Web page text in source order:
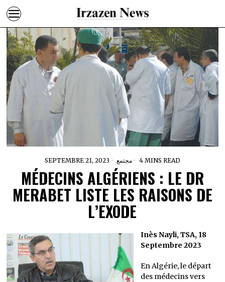
SEPTEMBRE 21, 2023 مجتمع 4 MINS READ
MÉDECINS ALGÉRIENS : LE DR
MERABET LISTE LES RAISONS DE
L’EXODE
Inès Nayli, TSA, 18
Septembre 2023
En Algérie, le départ
des médecins vers